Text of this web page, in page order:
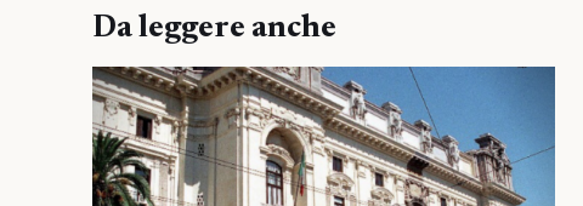
Da leggere anche